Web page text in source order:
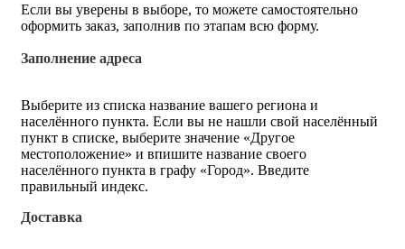
Если вы уверены в выборе, то можете самостоятельно
оформить заказ, заполнив по этапам всю форму.
Заполнение адреса
Выберите из списка название вашего региона и
населённого пункта. Если вы не нашли свой населённый
пункт в списке, выберите значение «Другое
местоположение» и впишите название своего
населённого пункта в графу «Город». Введите
правильный индекс.
Доставка